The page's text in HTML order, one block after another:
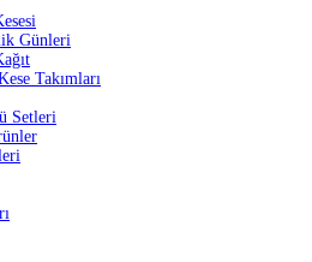
Günleri
Takımları
Setleri